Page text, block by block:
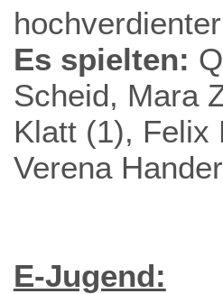
Es spielten:
Scheid, Mara
Klatt (1), Felix
Verena
E-Jugend: